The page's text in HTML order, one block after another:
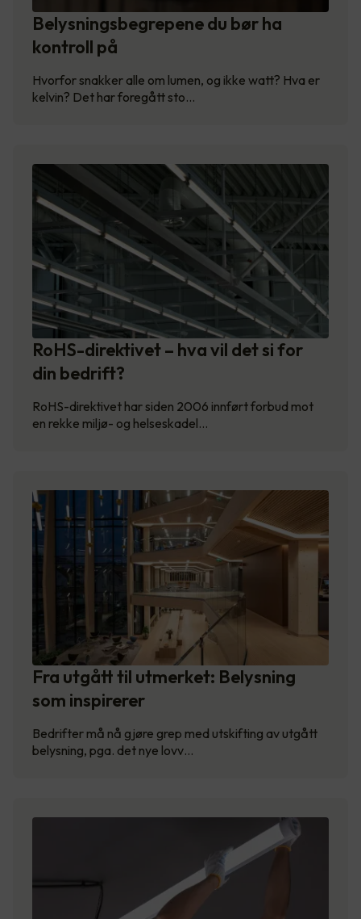
Belysningsbegrepene du bør ha
kontroll på
Hvorfor snakker alle om lumen, og ikke watt? Hva er
kelvin? Det har foregått sto…
RoHS-direktivet – hva vil det si for
din bedrift?
RoHS-direktivet har siden 2006 innført forbud mot
en rekke miljø- og helseskadel…
Fra utgått til utmerket: Belysning
som inspirerer
Bedrifter må nå gjøre grep med utskifting av utgått
belysning, pga. det nye lovv…